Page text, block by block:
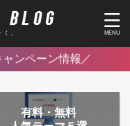
ンペーン情報／
有料・無料